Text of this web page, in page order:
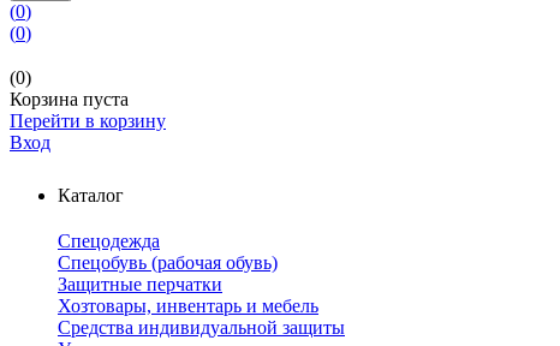
(0)
(0)
(0)
Корзина пуста
Перейти в корзину
Вход
Каталог
Спецодежда
Спецобувь (рабочая обувь)
Защитные перчатки
Хозтовары, инвентарь и мебель
Средства индивидуальной защиты